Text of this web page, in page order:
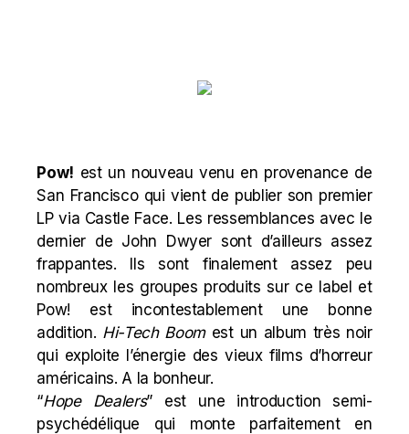
Pow! est un nouveau venu en provenance de
San Francisco qui vient de publier son premier
LP via Castle Face. Les ressemblances avec le
dernier de John Dwyer sont d’ailleurs assez
frappantes. Ils sont finalement assez peu
nombreux les groupes produits sur ce label et
Pow! est incontestablement une bonne
addition. Hi-Tech Boom est un album très noir
qui exploite l’énergie des vieux films d’horreur
américains. A la bonheur.
“Hope Dealers” est une introduction semi-
psychédélique qui monte parfaitement en